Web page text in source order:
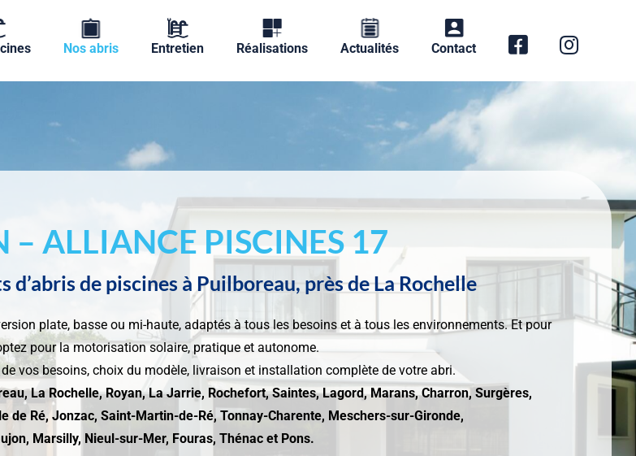
Nos abris Entretien Réalisations Actualités Contact
– ALLIANCE PISCINES 17
de piscines à Puilboreau, près de La Rochelle
plate, basse ou mi-haute, adaptés à tous les besoins et à tous les environnements. Et pour
pour la motorisation solaire, pratique et autonome.
vos besoins, choix du modèle, livraison et installation complète de votre abri.
La Rochelle, Royan, La Jarrie, Rochefort, Saintes, Lagord, Marans, Charron, Surgères,
de Ré, Jonzac, Saint-Martin-de-Ré, Tonnay-Charente, Meschers-sur-Gironde,
Marsilly, Nieul-sur-Mer, Fouras, Thénac et Pons.